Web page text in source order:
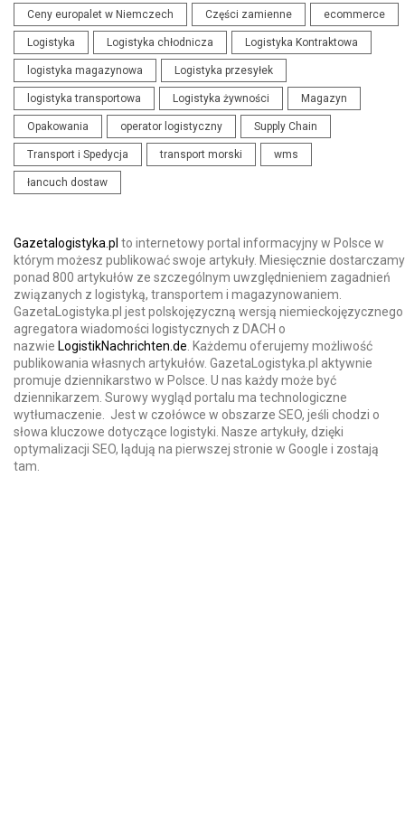
Ceny europalet w Niemczech Części zamienne ecommerce
Logistyka Logistyka chłodnicza Logistyka Kontraktowa
logistyka magazynowa Logistyka przesyłek
logistyka transportowa Logistyka żywności Magazyn
Opakowania operator logistyczny Supply Chain
Transport i Spedycja transport morski wms
łancuch dostaw
Gazetalogistyka.pl to internetowy portal informacyjny w Polsce w
którym możesz publikować swoje artykuły. Miesięcznie dostarczamy
ponad 800 artykułów ze szczególnym uwzględnieniem zagadnień
związanych z logistyką, transportem i magazynowaniem.
GazetaLogistyka.pl jest polskojęzyczną wersją niemieckojęzycznego
agregatora wiadomości logistycznych z DACH o
nazwie LogistikNachrichten.de. Każdemu oferujemy możliwość
publikowania własnych artykułów. GazetaLogistyka.pl aktywnie
promuje dziennikarstwo w Polsce. U nas każdy może być
dziennikarzem. Surowy wygląd portalu ma technologiczne
wytłumaczenie. Jest w czołówce w obszarze SEO, jeśli chodzi o
słowa kluczowe dotyczące logistyki. Nasze artykuły, dzięki
optymalizacji SEO, lądują na pierwszej stronie w Google i zostają
tam.